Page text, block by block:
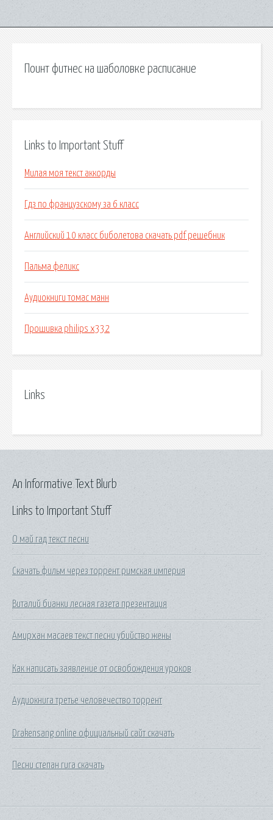
Поинт фитнес на шаболовке расписание
Links to Important Stuff
Милая моя текст аккорды
Гдз по французскому за 6 класс
Английский 10 класс биболетова скачать pdf решебник
Пальма феликс
Аудиокниги томас манн
Прошивка philips x332
Links
Links to Important Stuff
О май гад текст песни
Скачать фильм через торрент римская империя
Виталий бианки лесная газета презентация
Амирхан масаев текст песни убийство жены
Как написать заявление от освобождения уроков
Аудиокнига третье человечество торрент
Drakensang online официальный сайт скачать
Песни степан гига скачать
An Informative Text Blurb